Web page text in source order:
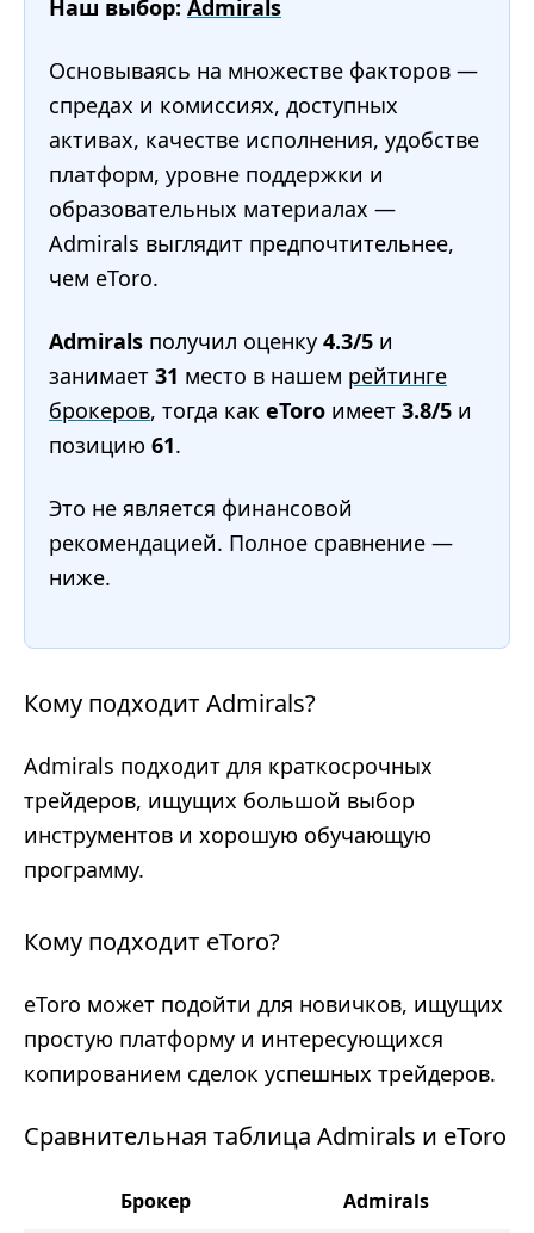
Наш выбор: Admirals
Основываясь на множестве факторов —
спредах и комиссиях, доступных
активах, качестве исполнения, удобстве
платформ, уровне поддержки и
образовательных материалах —
Admirals выглядит предпочтительнее,
чем eToro.
Admirals получил оценку 4.3/5 и
занимает 31 место в нашем рейтинге
брокеров, тогда как eToro имеет 3.8/5 и
позицию 61.
Это не является финансовой
рекомендацией. Полное сравнение —
ниже.
Кому подходит Admirals?
Admirals подходит для краткосрочных
трейдеров, ищущих большой выбор
инструментов и хорошую обучающую
программу.
Кому подходит eToro?
eToro может подойти для новичков, ищущих
простую платформу и интересующихся
копированием сделок успешных трейдеров.
Сравнительная таблица Admirals и eToro
Брокер Admirals